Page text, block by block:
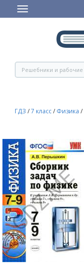
ГДЗ /7 класс/ Физика /